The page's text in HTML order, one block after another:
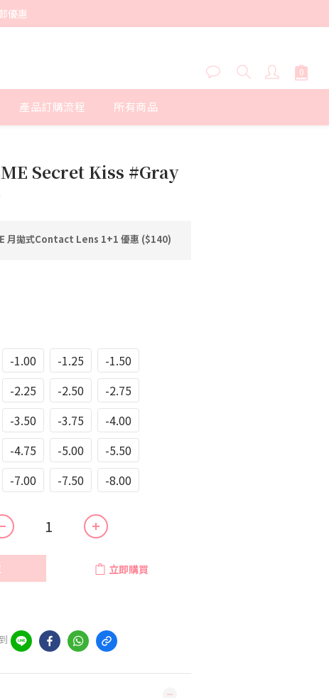
優惠
產品訂購流程 所有商品
Secret Kiss #Gray
月拋式Contact Lens 1+1 優惠 ($140)
-1.00 -1.25
-1.50
-2.25 -2.50
-2.75
-3.50 -3.75
-4.00
-4.75 -5.00
-5.50
-7.00 -7.50 -8.00
立即購買